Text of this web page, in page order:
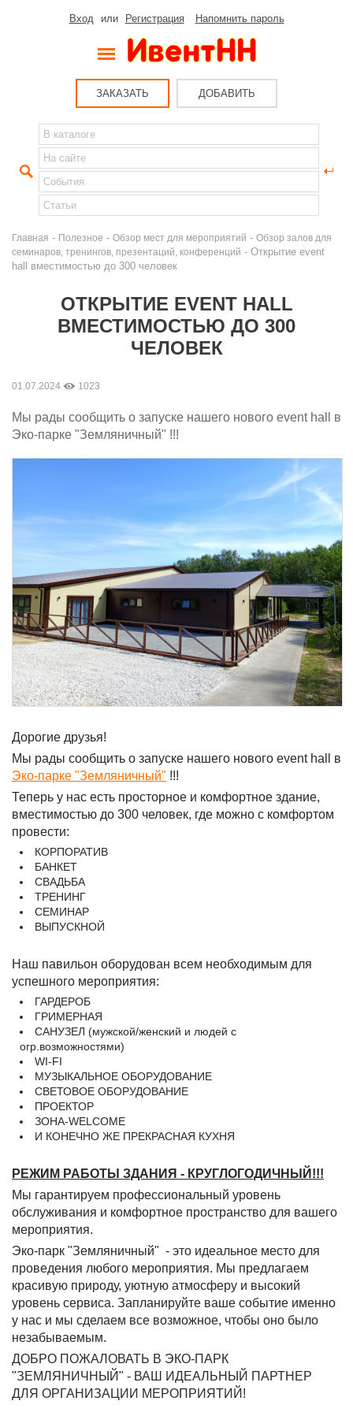
Вход или Регистрация Напомнить пароль
ЗАКАЗАТЬ ДОБАВИТЬ
Главная - Полезное - Обзор мест для мероприятий - Обзор залов для
семинаров, тренингов, презентаций, конференций - Открытие event
hall вместимостью до 300 человек
ОТКРЫТИЕ EVENT HALL
ВМЕСТИМОСТЬЮ ДО 300
ЧЕЛОВЕК
01.07.2024 1023
Мы рады сообщить о запуске нашего нового event hall в
Эко-парке "Земляничный" !!!
Дорогие друзья!
Мы рады сообщить о запуске нашего нового event hall в
Эко-парке "Земляничный" !!!
Теперь у нас есть просторное и комфортное здание,
вместимостью до 300 человек, где можно с комфортом
провести:
КОРПОРАТИВ
БАНКЕТ
СВАДЬБА
ТРЕНИНГ
СЕМИНАР
ВЫПУСКНОЙ
Наш павильон оборудован всем необходимым для
успешного мероприятия:
ГАРДЕРОБ
ГРИМЕРНАЯ
САНУЗЕЛ (мужской/женский и людей с
огр.возможностями)
WI-FI
МУЗЫКАЛЬНОЕ ОБОРУДОВАНИЕ
СВЕТОВОЕ ОБОРУДОВАНИЕ
ПРОЕКТОР
ЗОНА-WELCOME
И КОНЕЧНО ЖЕ ПРЕКРАСНАЯ КУХНЯ
РЕЖИМ РАБОТЫ ЗДАНИЯ - КРУГЛОГОДИЧНЫЙ!!!
Мы гарантируем профессиональный уровень
обслуживания и комфортное пространство для вашего
мероприятия.
Эко-парк "Земляничный" - это идеальное место для
проведения любого мероприятия. Мы предлагаем
красивую природу, уютную атмосферу и высокий
уровень сервиса. Запланируйте ваше событие именно
у нас и мы сделаем все возможное, чтобы оно было
незабываемым.
ДОБРО ПОЖАЛОВАТЬ В ЭКО-ПАРК
"ЗЕМЛЯНИЧНЫЙ" - ВАШ ИДЕАЛЬНЫЙ ПАРТНЕР
ДЛЯ ОРГАНИЗАЦИИ МЕРОПРИЯТИЙ!